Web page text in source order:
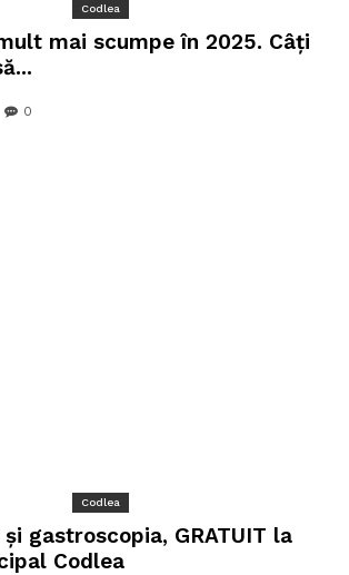
Codlea
mai scumpe în 2025. Câți
0
Codlea
gastroscopia, GRATUIT la
Codlea